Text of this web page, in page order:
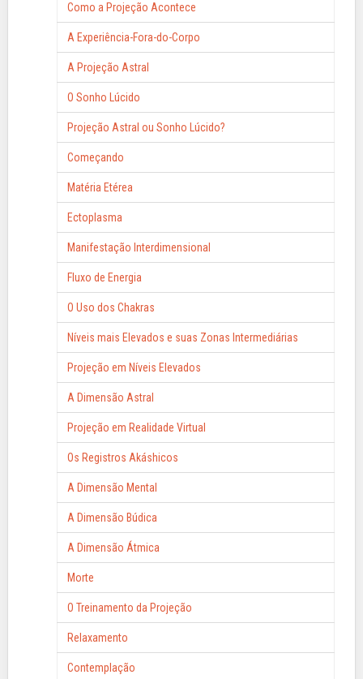
Como a Projeção Acontece
A Experiência-Fora-do-Corpo
A Projeção Astral
O Sonho Lúcido
Projeção Astral ou Sonho Lúcido?
Começando
Matéria Etérea
Ectoplasma
Manifestação Interdimensional
Fluxo de Energia
O Uso dos Chakras
Níveis mais Elevados e suas Zonas Intermediárias
Projeção em Níveis Elevados
A Dimensão Astral
Projeção em Realidade Virtual
Os Registros Akáshicos
A Dimensão Mental
A Dimensão Búdica
A Dimensão Átmica
Morte
O Treinamento da Projeção
Relaxamento
Contemplação